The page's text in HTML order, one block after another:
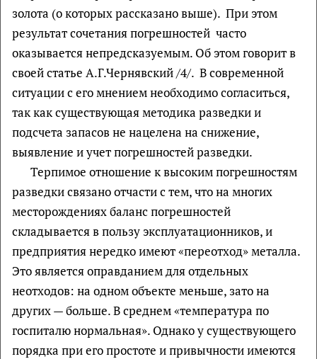
золота (о которых рассказано выше). При этом
результат сочетания погрешностей часто
оказывается непредсказуемым. Об этом говорит в
своей статье А.Г.Чернявский /4/. В современной
ситуации с его мнением необходимо согласиться,
так как существующая методика разведки и
подсчета запасов не нацелена на снижение,
выявление и учет погрешностей разведки.
Терпимое отношение к высоким погрешностям
разведки связано отчасти с тем, что на многих
месторождениях баланс погрешностей
складывается в пользу эксплуатационников, и
предприятия нередко имеют «переотход» металла.
Это является оправданием для отдельных
неотходов: на одном объекте меньше, зато на
других — больше. В среднем «температура по
госпиталю нормальная». Однако у существующего
порядка при его простоте и привычности имеются